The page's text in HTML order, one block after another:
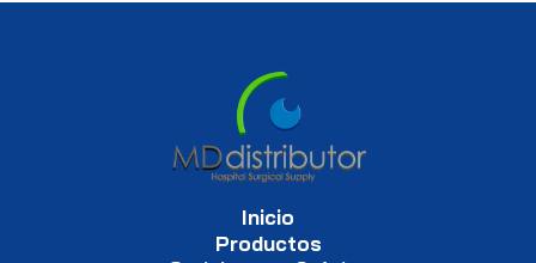
Inicio
Productos